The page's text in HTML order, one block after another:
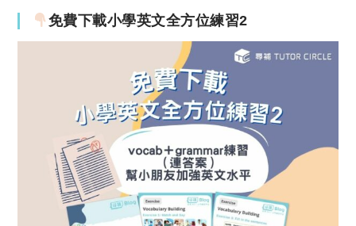
免費下載小學英文全方位練習2